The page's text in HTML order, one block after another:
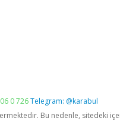
0 726Telegram: @karabul
Bu nedenle, sitedeki